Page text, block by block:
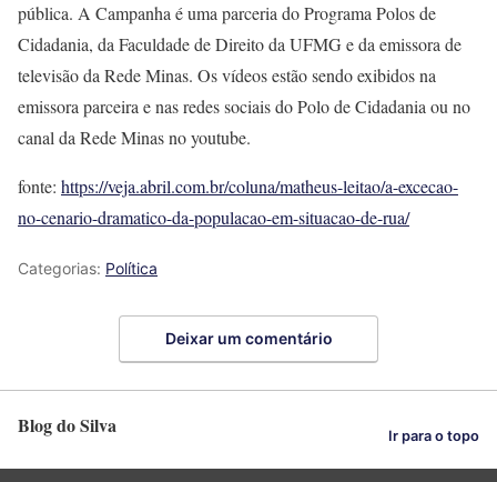
pública. A Campanha é uma parceria do Programa Polos de
Cidadania, da Faculdade de Direito da UFMG e da emissora de
televisão da Rede Minas. Os vídeos estão sendo exibidos na
emissora parceira e nas redes sociais do Polo de Cidadania ou no
canal da Rede Minas no youtube.
fonte: https://veja.abril.com.br/coluna/matheus-leitao/a-excecao-
no-cenario-dramatico-da-populacao-em-situacao-de-rua/
Categorias: Política
Deixar um comentário
Blog do Silva Ir para o topo